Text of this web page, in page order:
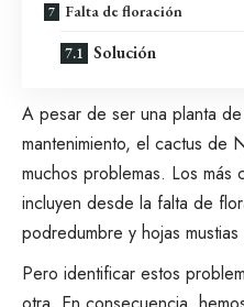
Falta de floración
Solución
A pesar de ser una planta
mantenimiento, el cactus de
muchos problemas. Los más
incluyen desde la falta de
podredumbre y hojas mustias
Pero identificar estos